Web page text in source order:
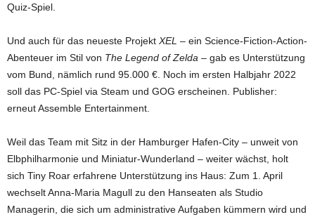
Quiz-Spiel.
Und auch für das neueste Projekt XEL – ein Science-Fiction-Action-
Abenteuer im Stil von The Legend of Zelda – gab es Unterstützung
vom Bund, nämlich rund 95.000 €. Noch im ersten Halbjahr 2022
soll das PC-Spiel via Steam und GOG erscheinen. Publisher:
erneut Assemble Entertainment.
Weil das Team mit Sitz in der Hamburger Hafen-City – unweit von
Elbphilharmonie und Miniatur-Wunderland – weiter wächst, holt
sich Tiny Roar erfahrene Unterstützung ins Haus: Zum 1. April
wechselt Anna-Maria Magull zu den Hanseaten als Studio
Managerin, die sich um administrative Aufgaben kümmern wird und